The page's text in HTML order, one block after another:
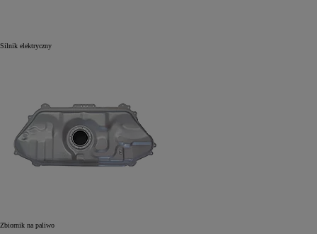
Silnik elektryczny
Zbiornik na paliwo